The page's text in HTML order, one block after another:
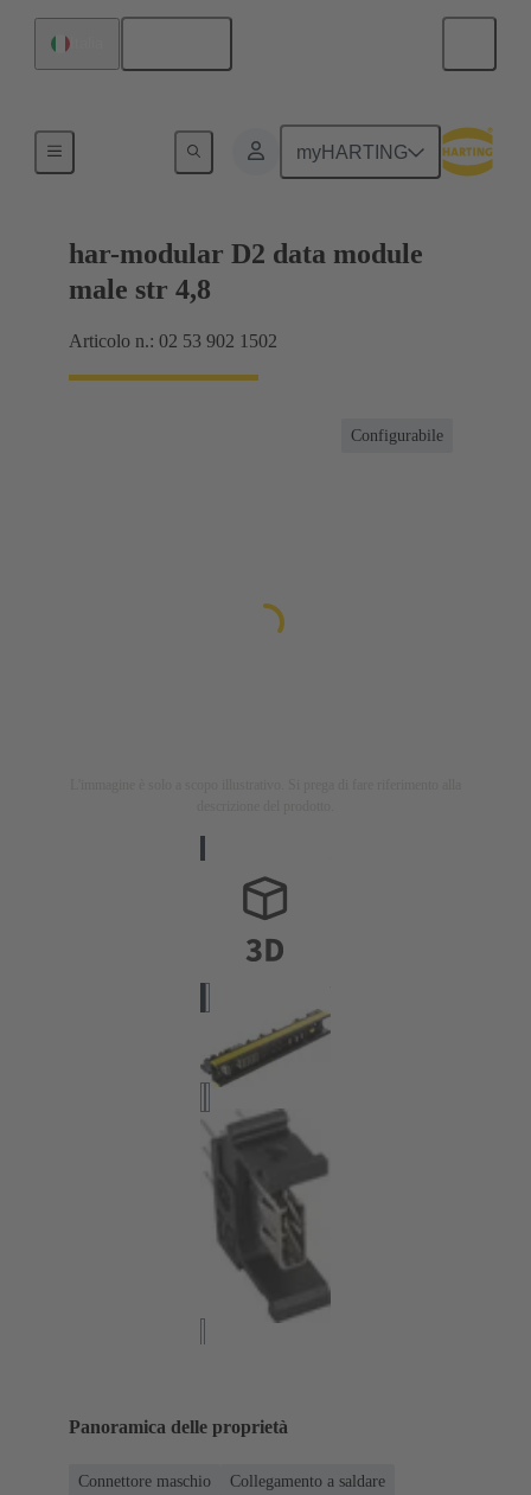
myHARTING
har-modular D2 data module
male str 4,8
Articolo n.: 02 53 902 1502
Configurabile
Panoramica delle proprietà
Connettore maschio
Collegamento a saldare